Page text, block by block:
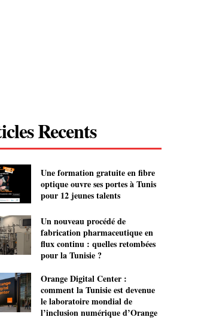
Recents
Une formation gratuite en fibre
optique ouvre ses portes à Tunis
pour 12 jeunes talents
Un nouveau procédé de
fabrication pharmaceutique en
flux continu : quelles retombées
pour la Tunisie ?
Orange Digital Center :
comment la Tunisie est devenue
le laboratoire mondial de
l’inclusion numérique d’Orange